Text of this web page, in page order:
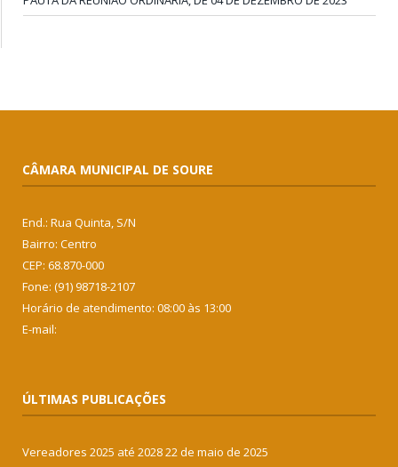
CÂMARA MUNICIPAL DE SOURE
End.: Rua Quinta, S/N
Bairro: Centro
CEP: 68.870-000
Fone: (91) 98718-2107
Horário de atendimento: 08:00 às 13:00
E-mail:
ÚLTIMAS PUBLICAÇÕES
Vereadores 2025 até 202822 de maio de 2025